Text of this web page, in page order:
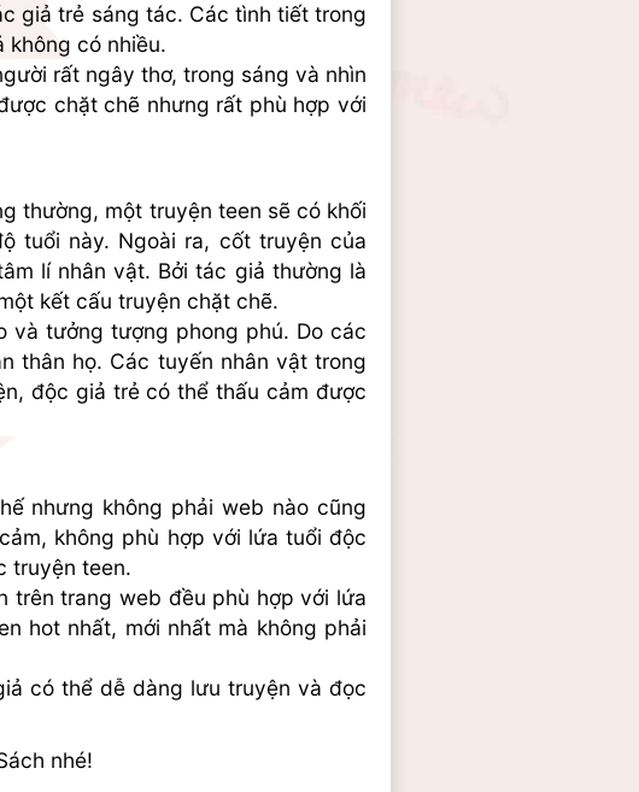
giả trẻ sáng tác. Các tình tiết trong
có nhiều.
rất ngây thơ, trong sáng và nhìn
chặt chẽ nhưng rất phù hợp với
thường, một truyện teen sẽ có khối
tuổi này. Ngoài ra, cốt truyện của
lí nhân vật. Bởi tác giả thường là
kết cấu truyện chặt chẽ.
và tưởng tượng phong phú. Do các
thân họ. Các tuyến nhân vật trong
độc giả trẻ có thể thấu cảm được
nhưng không phải web nào cũng
không phù hợp với lứa tuổi độc
truyện teen.
trên trang web đều phù hợp với lứa
hot nhất, mới nhất mà không phải
có thể dễ dàng lưu truyện và đọc
nhé!